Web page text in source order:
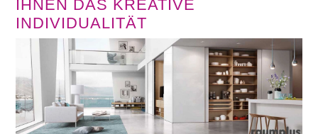
IHNEN DAS KREATIVE
INDIVIDUALITÄT